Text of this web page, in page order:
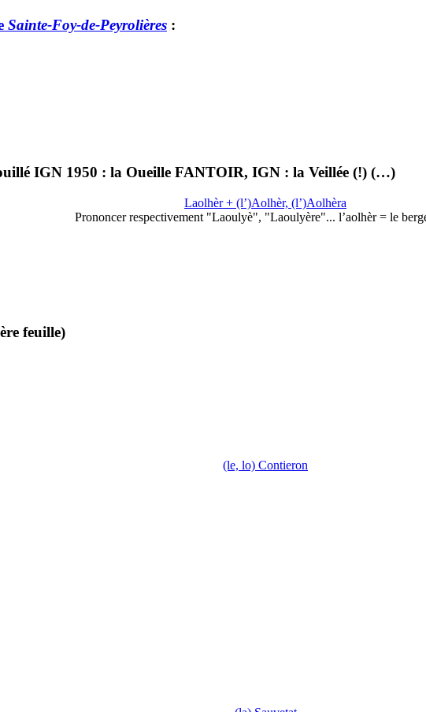
Sainte-Foy-de-Peyrolières :
IGN 1950 : la Oueille FANTOIR, IGN : la Veillée (!) (…)
Laolhèr + (l’)Aolhèr, (l’)Aolhèra
Prononcer respectivement "Laoulyè", "Laoulyère"... l’aolhèr = le
feuille)
(le, lo) Contieron